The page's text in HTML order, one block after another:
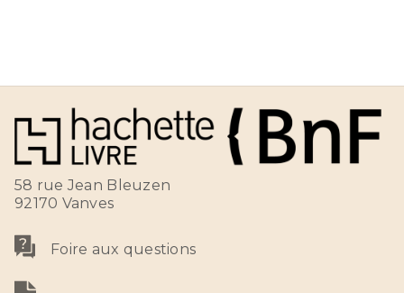
58 rue Jean Bleuzen
92170 Vanves
Foire aux questions